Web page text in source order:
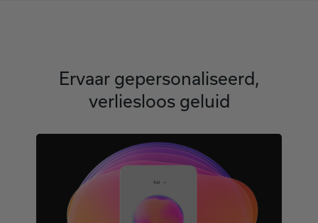
Ervaar gepersonaliseerd,
verliesloos geluid